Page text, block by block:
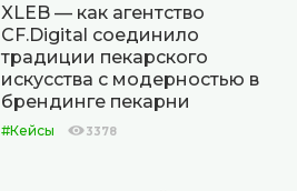
XLEB — как агентство
CF.Digital соединило
традиции пекарского
искусства с модерностью в
брендинге пекарни
#Кейсы 3378